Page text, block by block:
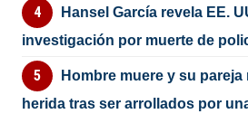
Hansel García revela EE.
investigación por muerte de
Hombre muere y su
herida tras ser arrollados por